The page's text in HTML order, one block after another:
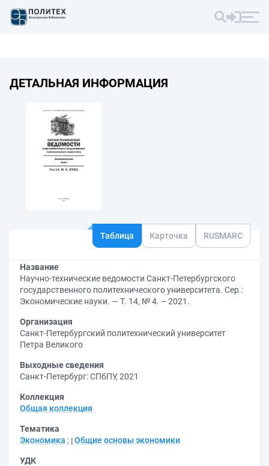
ДЕТАЛЬНАЯ ИНФОРМАЦИЯ
Таблица Карточка RUSMARC
Название
Научно-технические ведомости Санкт-Петербургского
государственного политехнического университета. Сер.:
Экономические науки. — Т. 14, № 4. – 2021.
Организация
Санкт-Петербургский политехнический университет
Петра Великого
Выходные сведения
Санкт-Петербург: СПбПУ, 2021
Коллекция
Общая коллекция
Тематика
Экономика ; Общие основы экономики
УДК